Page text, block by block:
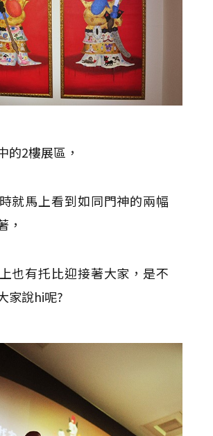
的2樓展區，
就馬上看到如同門神的兩幅
，
也有托比迎接著大家，是不
家說hi呢?